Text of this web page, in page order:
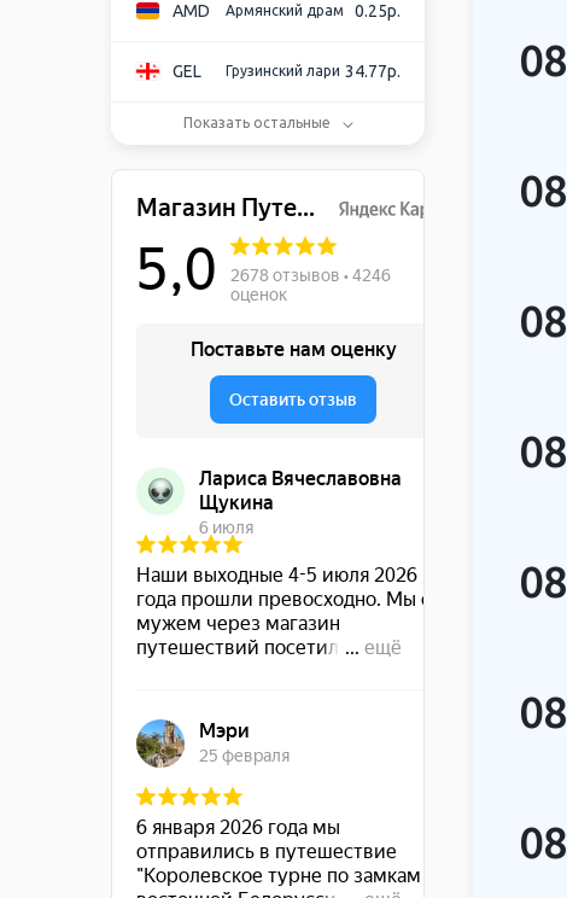
AMD Армянский драм 0.25р.
GEL Грузинский лари 34.77р.
USD Доллар США 85.48р.
INR Индийская рупия
Показать остальные
08
08
08
08
08
08
08